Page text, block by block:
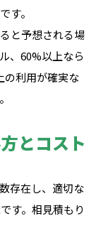
す。
と予想される場
、60%以上なら
の利用が確実な
とコスト
存在し、適切な
す。相見積もり